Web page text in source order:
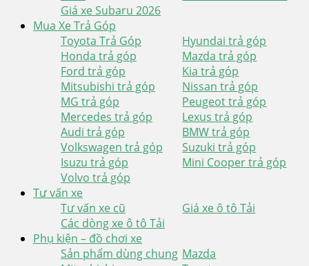
Giá xe Subaru 2026
Mua Xe Trả Góp
Toyota Trả Góp
Hyundai trả góp
Honda trả góp
Mazda trả góp
Ford trả góp
Kia trả góp
Mitsubishi trả góp
Nissan trả góp
MG trả góp
Peugeot trả góp
Mercedes trả góp
Lexus trả góp
Audi trả góp
BMW trả góp
Volkswagen trả góp
Suzuki trả góp
Isuzu trả góp
Mini Cooper trả góp
Volvo trả góp
Tư vấn xe
Tư vấn xe cũ
Giá xe ô tô Tải
Các dòng xe ô tô Tải
Phụ kiện – đồ chơi xe
Sản phẩm dùng chung Mazda